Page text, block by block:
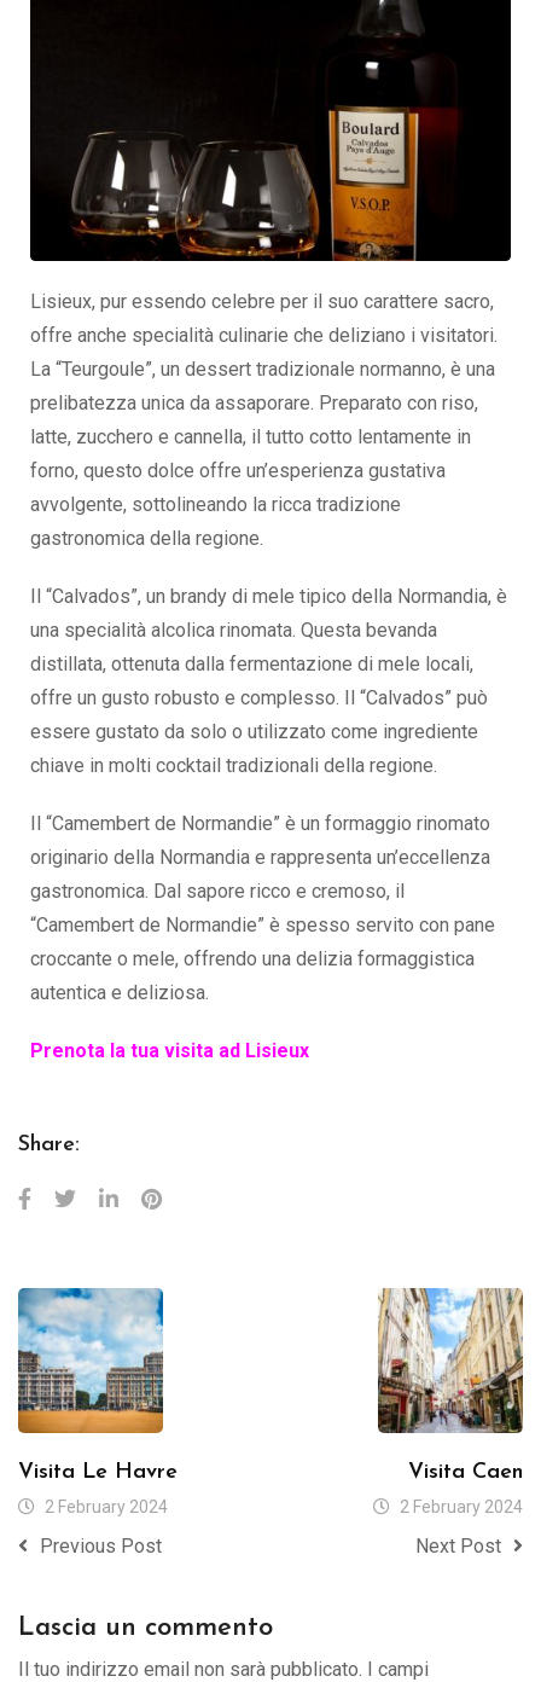
Lisieux, pur essendo celebre per il suo carattere sacro,
offre anche specialità culinarie che deliziano i visitatori.
La “Teurgoule”, un dessert tradizionale normanno, è una
prelibatezza unica da assaporare. Preparato con riso,
latte, zucchero e cannella, il tutto cotto lentamente in
forno, questo dolce offre un’esperienza gustativa
avvolgente, sottolineando la ricca tradizione
gastronomica della regione.
Il “Calvados”, un brandy di mele tipico della Normandia, è
una specialità alcolica rinomata. Questa bevanda
distillata, ottenuta dalla fermentazione di mele locali,
offre un gusto robusto e complesso. Il “Calvados” può
essere gustato da solo o utilizzato come ingrediente
chiave in molti cocktail tradizionali della regione.
Il “Camembert de Normandie” è un formaggio rinomato
originario della Normandia e rappresenta un’eccellenza
gastronomica. Dal sapore ricco e cremoso, il
“Camembert de Normandie” è spesso servito con pane
croccante o mele, offrendo una delizia formaggistica
autentica e deliziosa.
Prenota la tua visita ad Lisieux
Share:
Visita Le Havre
2 February 2024
Previous Post
Visita Caen
2 February 2024
Next Post
Lascia un commento
Il tuo indirizzo email non sarà pubblicato. I campi